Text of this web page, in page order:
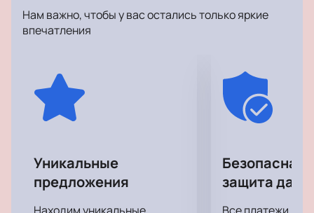
творческой работы Алена Свиридова успевает
уделять время своей семье и друзьям, вести образ
Спешите подарите себе удовольствие от
первоклассного шоу! Заряд положительных
эмоций и отличное настроение надолго, вам
гарантированы!
Нам важно, чтобы у вас остались только яркие
впечатления
Уникальные
предложения
Безопасная
защита